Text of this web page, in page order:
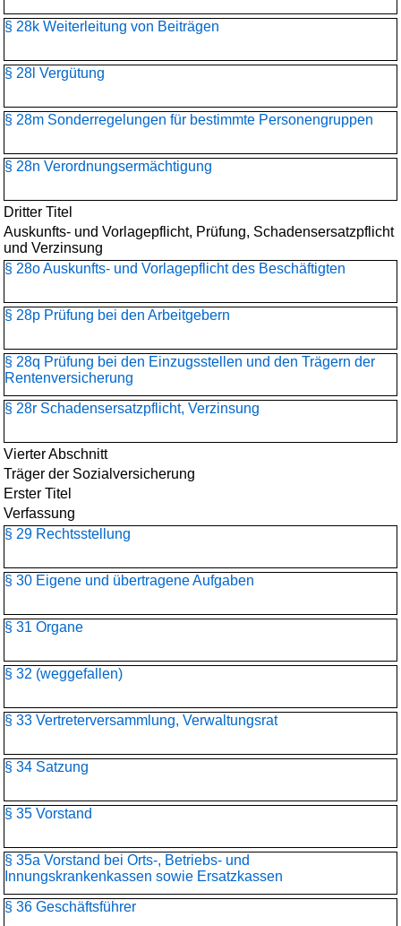
§ 28k Weiterleitung von Beiträgen
§ 28l Vergütung
§ 28m Sonderregelungen für bestimmte Personengruppen
§ 28n Verordnungsermächtigung
Dritter Titel
Auskunfts- und Vorlagepflicht, Prüfung, Schadensersatzpflicht
und Verzinsung
§ 28o Auskunfts- und Vorlagepflicht des Beschäftigten
§ 28p Prüfung bei den Arbeitgebern
§ 28q Prüfung bei den Einzugsstellen und den Trägern der
Rentenversicherung
§ 28r Schadensersatzpflicht, Verzinsung
Vierter Abschnitt
Träger der Sozialversicherung
Erster Titel
Verfassung
§ 29 Rechtsstellung
§ 30 Eigene und übertragene Aufgaben
§ 31 Organe
§ 32 (weggefallen)
§ 33 Vertreterversammlung, Verwaltungsrat
§ 34 Satzung
§ 35 Vorstand
§ 35a Vorstand bei Orts-, Betriebs- und
Innungskrankenkassen sowie Ersatzkassen
§ 36 Geschäftsführer